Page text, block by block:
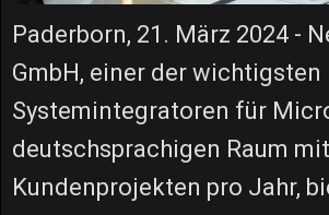
Paderborn, 21. März 2024 -
GmbH, einer der wichtigsten
Systemintegratoren für
deutschsprachigen Raum
Kundenprojekten pro Jahr,